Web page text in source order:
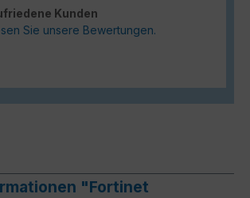
Kunden
Sie unsere Bewertungen.
"Fortinet